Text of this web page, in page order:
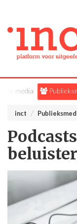
Alle media
inct